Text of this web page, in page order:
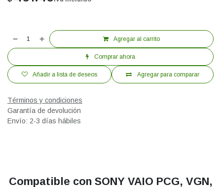
Agregar al carrito
Comprar ahora
Agregar para comparar
Añadir a lista de deseos
Términos y condiciones
Garantía de devolución
Envío: 2-3 días hábiles
Compatible con SONY VAIO PCG, VGN,